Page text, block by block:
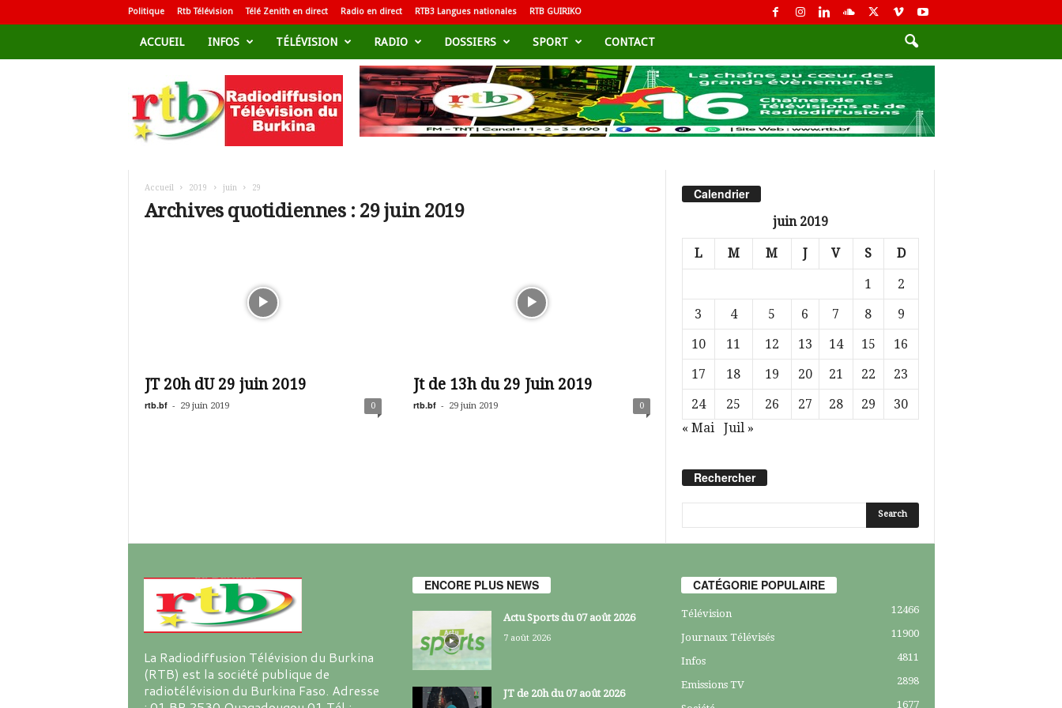
Politique Rtb Télévision Télé Zenith en direct Radio en direct RTB3 Langues nationales RTB GUIRIKO
ACCUEIL INFOS TÉLÉVISION RADIO DOSSIERS SPORT CONTACT
d
i
Accueil 2019 juin 29
Archives quotidiennes : 29 juin 2019
JT 20h dU 29 juin 2019
rtb.bf - 29 juin 2019 0
Jt de 13h du 29 Juin 2019
rtb.bf - 29 juin 2019 0
Calendrier
juin 2019
L M M J V S D
1
2
3
4 5 6 7 8
9
10
11 12 13 14 15
16
17
18 19 20 21 22
23
24
25 26 27 28 29
30
« Mai
Juil »
Rechercher
La Radiodiffusion Télévision du Burkina
(RTB) est la société publique de
radiotélévision du Burkina Faso. Adresse
ENCORE PLUS NEWS
Actu Sports du 07 août 2026
7 août 2026
JT de 20h du 07 août 2026
CATÉGORIE POPULAIRE
Télévision 12466
Journaux Télévisés 11900
Infos 4811
Emissions TV 2898
1677